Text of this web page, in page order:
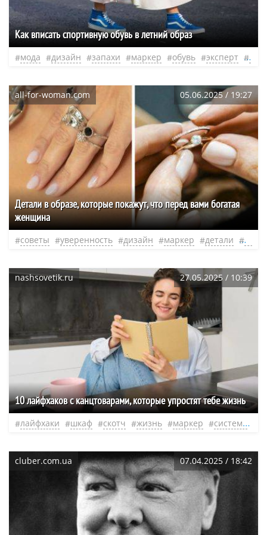
Как вписать спортивную обувь в летний образ
мода дизайн запахи маркер обувь эксперт нео
all-for-woman.com 05.06.2025 / 19:27
Детали в образе, которые покажут, что перед вами богатая
женщина
советы уверенность дизайн маркер детали
nashsovetik.ru 27.05.2025 / 10:39
10 лайфхаков с канцтоварами, которые упростят тебе жизнь
лайфхаки шкаф скотч жизнь маркер система
cluber.com.ua 07.04.2025 / 18:42